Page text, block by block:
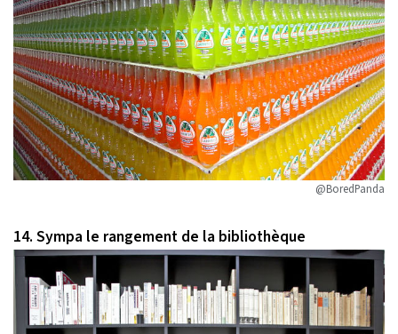
@BoredPanda
14. Sympa le rangement de la bibliothèque